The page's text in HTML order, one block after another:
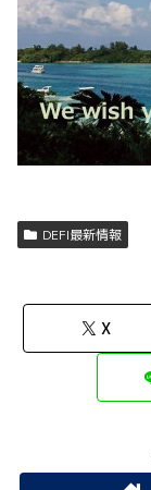
DEFI最新情報
X